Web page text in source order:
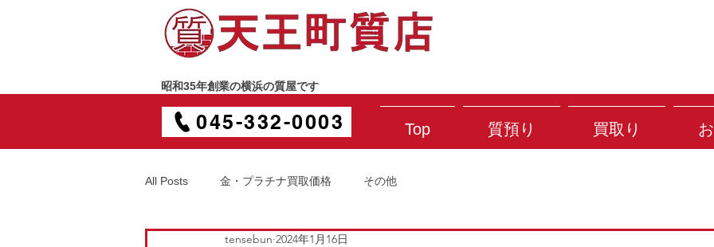
昭和35年創業の横浜の質屋です
045-332-0003 Top 質預り 買取り
All Posts 金・プラチナ買取価格 その他
tensebun 2024年1月16日